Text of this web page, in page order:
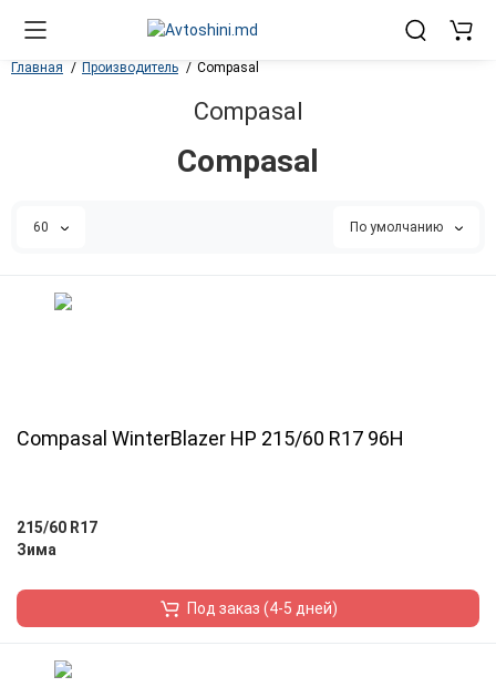
Главная Производитель Compasal
Compasal
Compasal
60 По умолчанию
Compasal WinterBlazer HP 215/60 R17 96H
215/60 R17
Зима
Под заказ (4-5 дней)